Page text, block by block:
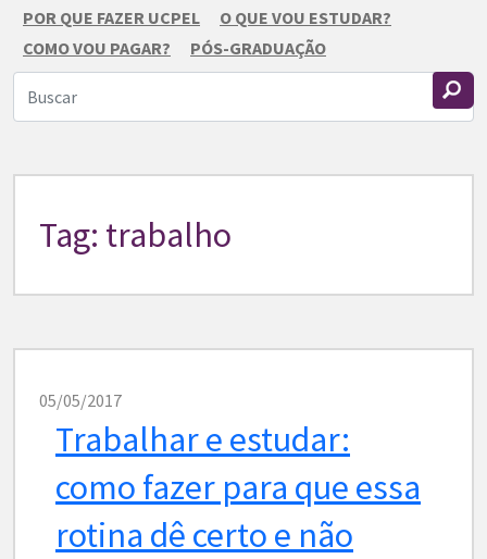
POR QUE FAZER UCPEL
O QUE VOU ESTUDAR?
COMO VOU PAGAR?
PÓS-GRADUAÇÃO
Tag: trabalho
05/05/2017
Trabalhar e estudar:
como fazer para que essa
rotina dê certo e não